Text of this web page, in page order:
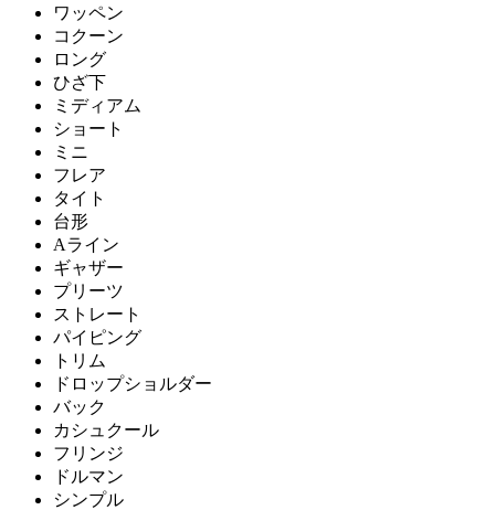
ワッペン
コクーン
ロング
ひざ下
ミディアム
ショート
ミニ
フレア
タイト
台形
Aライン
ギャザー
プリーツ
ストレート
パイピング
トリム
ドロップショルダー
バック
カシュクール
フリンジ
ドルマン
シンプル